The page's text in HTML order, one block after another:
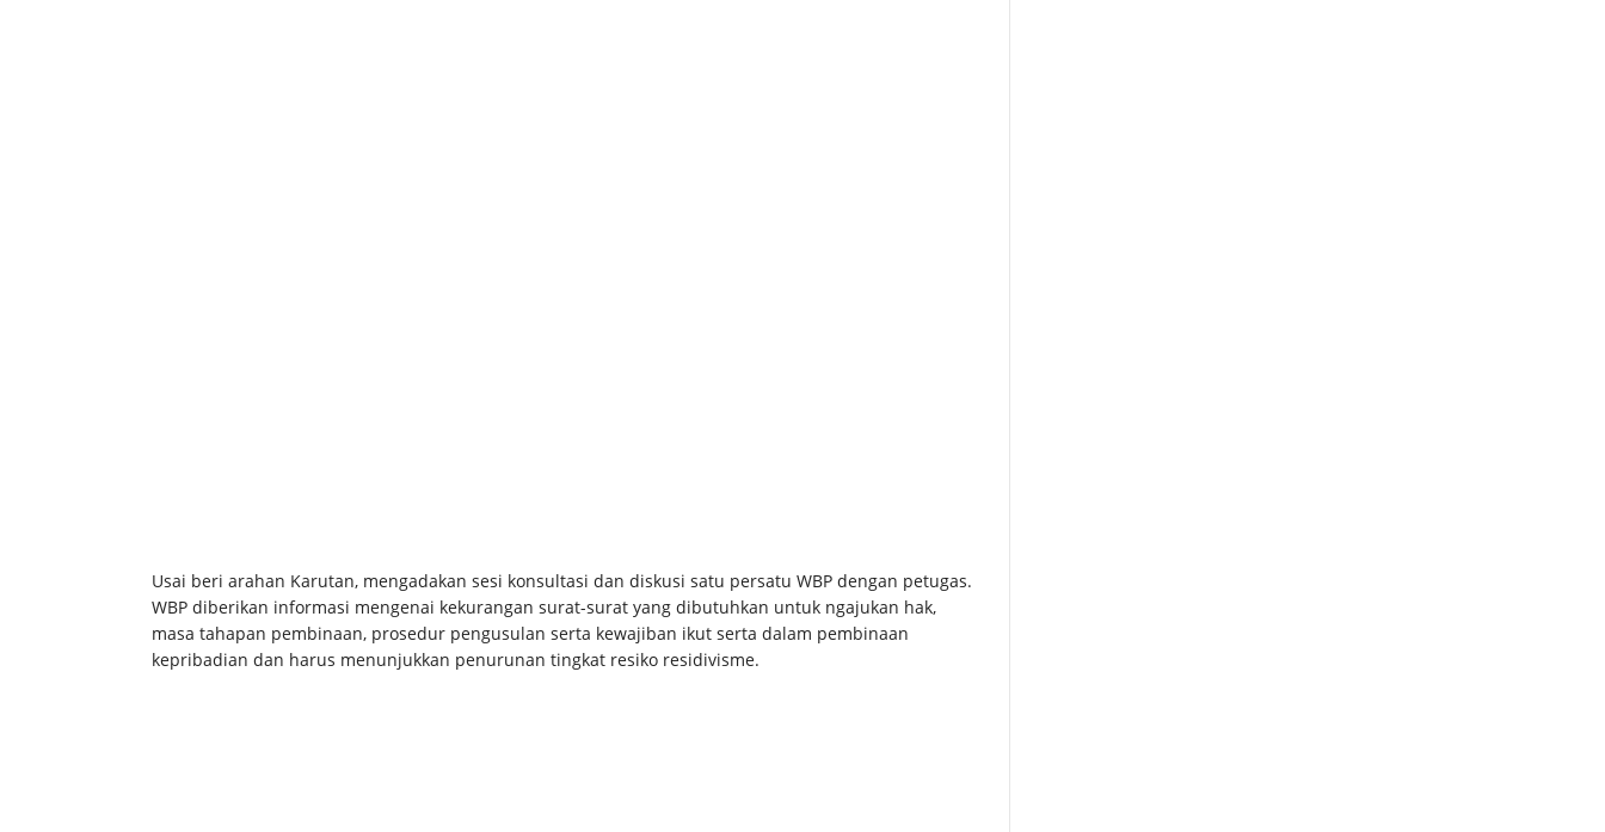
Usai beri arahan Karutan, mengadakan sesi konsultasi dan diskusi satu persatu WBP dengan petugas.
WBP diberikan informasi mengenai kekurangan surat-surat yang dibutuhkan untuk ngajukan hak,
masa tahapan pembinaan, prosedur pengusulan serta kewajiban ikut serta dalam pembinaan
kepribadian dan harus menunjukkan penurunan tingkat resiko residivisme.